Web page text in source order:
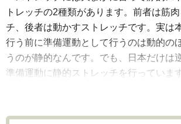
トレッチの2種類があります。前者は筋
チ、後者は動かすストレッチです。実は
行う前に準備運動として行うのは動的の
うのが静的なんです。でも、日本だけは
準備運動に静的ストレッチを行っています